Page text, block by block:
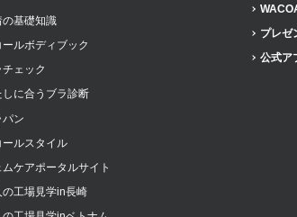
SNSアカウント一覧
プレゼント・キャンペー
お問い合わせ
の基礎知識
ールボディブック
チェック
しに合うブラ診断
パン
ールスタイル
ムケアポータルサイト
の工場見学in長崎
プレゼ
公式ア